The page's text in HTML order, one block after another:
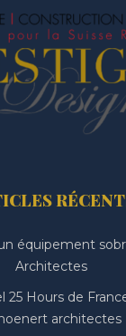
équipement
Architectes
25 Hours de
architectes